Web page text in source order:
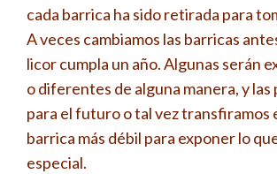
cada barrica ha sido retirada para
A veces cambiamos las barricas
licor cumpla un año. Algunas serán
o diferentes de alguna manera, y
para el futuro o tal vez transfiramos
barrica más débil para exponer lo
especial.